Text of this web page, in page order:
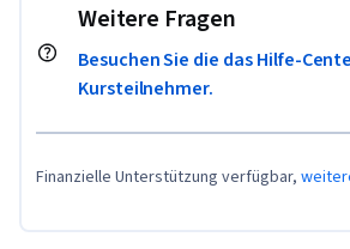
Weitere Fragen
Besuchen Sie die das Hilfe-
Kursteilnehmer.
Finanzielle Unterstützung verfügbar,